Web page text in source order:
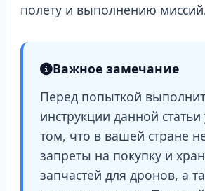
полету и выполнению
Важное замечание
Перед попыткой
инструкции данной статьи
том, что в вашей стране
запреты на покупку и
запчастей для дронов, а